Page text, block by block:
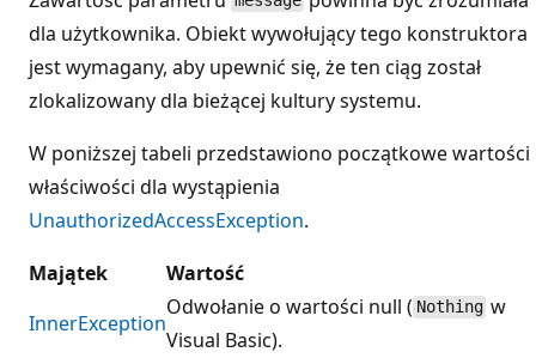
dla użytkownika. Obiekt wywołujący tego konstruktora
jest wymagany, aby upewnić się, że ten ciąg został
zlokalizowany dla bieżącej kultury systemu.
W poniższej tabeli przedstawiono początkowe wartości
właściwości dla wystąpienia
UnauthorizedAccessException.
Majątek
Wartość
InnerException
Odwołanie o wartości null ( Nothing w
Visual Basic).